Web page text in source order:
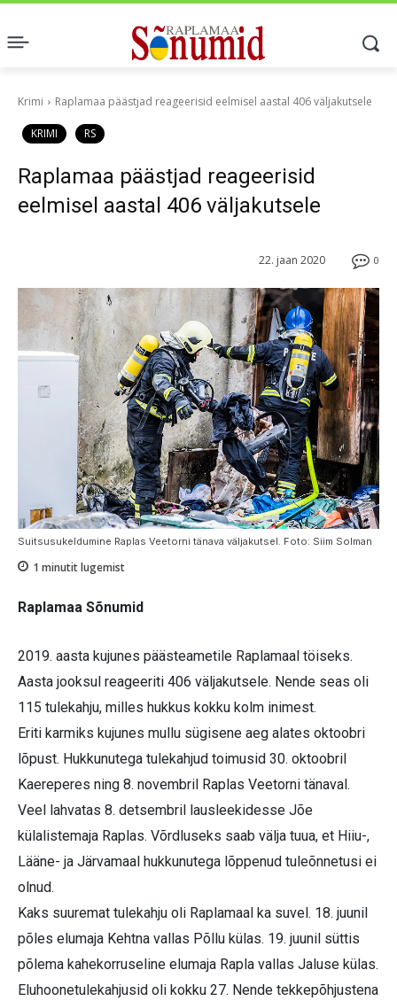
Krimi Raplamaa päästjad reageerisid eelmisel aastal 406 väljakutsele
KRIMI RS
Raplamaa päästjad reageerisid
eelmisel aastal 406 väljakutsele
0
22. jaan 2020
Suitsusukeldumine Raplas Veetorni tänava väljakutsel. Foto: Siim Solman
1 minutit lugemist
Raplamaa Sõnumid
2019. aasta kujunes päästeametile Raplamaal töiseks.
Aasta jooksul reageeriti 406 väljakutsele. Nende seas oli
115 tulekahju, milles hukkus kokku kolm inimest.
Eriti karmiks kujunes mullu sügisene aeg alates oktoobri
lõpust. Hukkunutega tulekahjud toimusid 30. oktoobril
Kaereperes ning 8. novembril Raplas Veetorni tänaval.
Veel lahvatas 8. detsembril lausleekidesse Jõe
külalistemaja Raplas. Võrdluseks saab välja tuua, et Hiiu-,
Lääne- ja Järvamaal hukkunutega lõppenud tuleõnnetusi ei
olnud.
Kaks suuremat tulekahju oli Raplamaal ka suvel. 18. juunil
põles elumaja Kehtna vallas Põllu külas. 19. juunil süttis
põlema kahekorruseline elumaja Rapla vallas Jaluse külas.
Eluhoonetulekahjusid oli kokku 27. Nende tekkepõhjustena